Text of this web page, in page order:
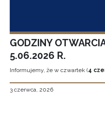
GODZINY
5.06.2026 R.
Informujemy, że w czwartek (4
3 czerwca, 2026